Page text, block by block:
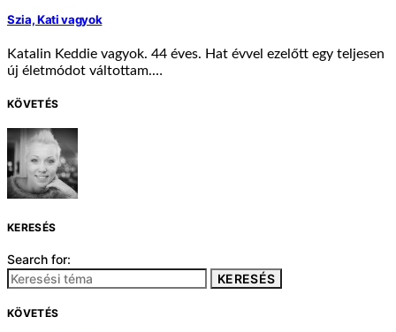
Szia, Kati vagyok
Katalin Keddie vagyok. 44 éves. Hat évvel ezelőtt egy teljesen
új életmódot váltottam.…
KÖVETÉS
KERESÉS
Search for:
KERESÉS
KÖVETÉS